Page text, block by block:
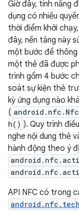
Giờ đây, tính năng
dụng có nhiều
thời điểm khởi
đây, nền tảng này
một bước để thông
một thẻ đã được
trình gồm 4 bước
soát sự kiện thẻ
kỳ ứng dụng nào
(
h() ). Quy trình
nghe nội dung thẻ
hành động theo ý
API NFC có trong
android.nfc.tech